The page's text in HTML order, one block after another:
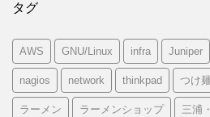
タグ
AWS GNU/Linux infra Juniper
nagios network thinkpad つけ麺
ラーメン ラーメンショップ 三浦